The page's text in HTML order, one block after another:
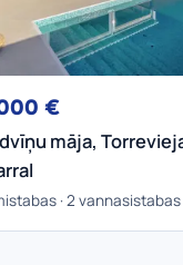
€
māja,
· 2 vannasistabas